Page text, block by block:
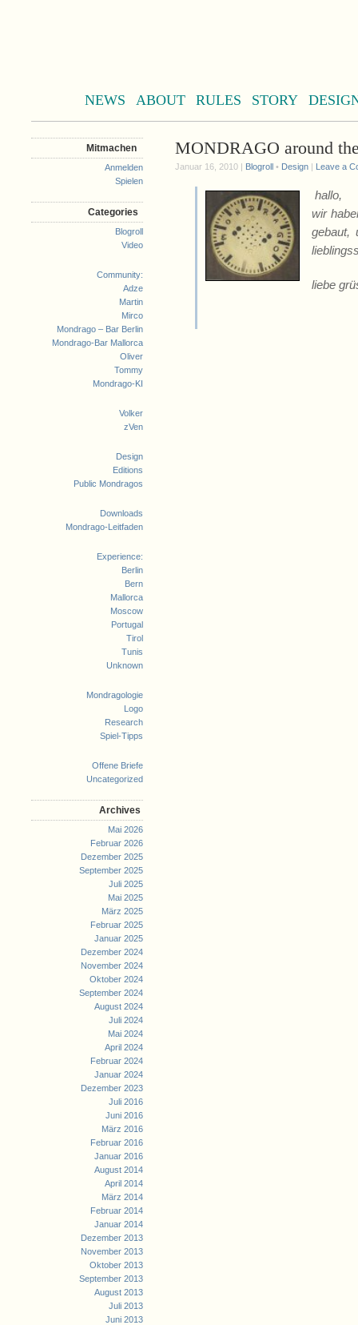
NEWS ABOUT RULES STORY
Mitmachen
Anmelden
Spielen
Categories
Blogroll
Video
Community:
Adze
Martin
Mirco
Mondrago – Bar Berlin
Mondrago-Bar Mallorca
Oliver
Tommy
Mondrago-KI
Volker
zVen
Design
Editions
Public Mondragos
Downloads
Mondrago-Leitfaden
Experience:
Berlin
Bern
Mallorca
Moscow
Portugal
Tirol
Tunis
Unknown
Mondragologie
Logo
Research
Spiel-Tipps
Offene Briefe
Uncategorized
Archives
Mai 2026
Februar 2026
Dezember 2025
September 2025
Juli 2025
Mai 2025
März 2025
Februar 2025
Januar 2025
Dezember 2024
November 2024
Oktober 2024
September 2024
August 2024
Juli 2024
Mai 2024
April 2024
Februar 2024
Januar 2024
Dezember 2023
Juli 2016
Juni 2016
März 2016
Februar 2016
Januar 2016
August 2014
April 2014
März 2014
Februar 2014
Januar 2014
Dezember 2013
November 2013
Oktober 2013
September 2013
August 2013
Juli 2013
Juni 2013
MONDRAGO around
Januar 16, 2010 | Blogroll • Design | Leave a
hallo,
wir
gebaut,
liebe